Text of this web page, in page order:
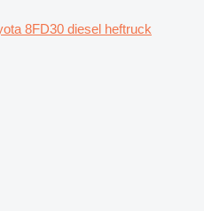
8FD30 diesel heftruck